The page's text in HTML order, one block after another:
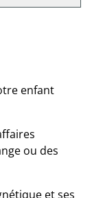
enfant
ou des
et ses